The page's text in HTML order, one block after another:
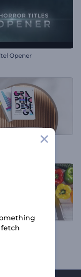
Opener